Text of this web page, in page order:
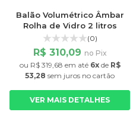
Balão Volumétrico Âmbar
Rolha de Vidro 2 litros
(0)
R$ 310,09 no Pix
ou R$ 319,68 em até 6xde R$
53,28 sem juros no cartão
VER MAIS DETALHES